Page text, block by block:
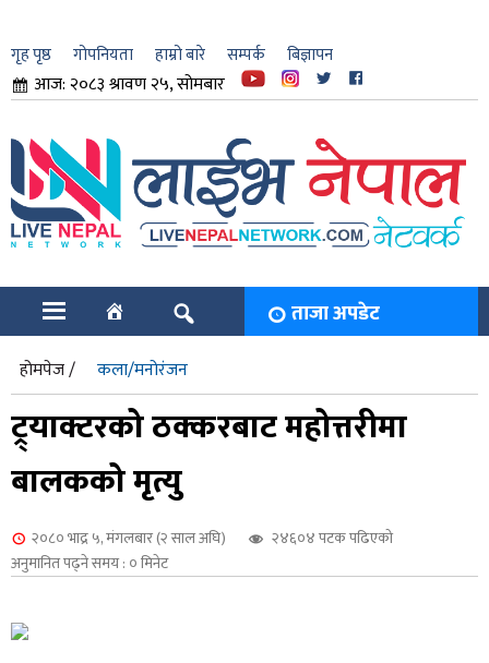
गृह पृष्ठ गोपनियता हाम्रो बारे सम्पर्क बिज्ञापन
आज: २०८३ श्रावण २५, सोमबार
ताजा अपडेट
होमपेज / कला/मनोरंजन
ट्र्याक्टरको ठक्करबाट महोत्तरीमा
बालकको मृत्यु
२०८० भाद्र ५, मंगलबार (२ साल अघि)
२४६०४ पटक पढिएको
अनुमानित पढ्ने समय : ० मिनेट